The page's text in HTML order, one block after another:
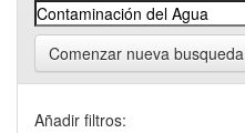
Comenzar nueva busqueda
Añadir filtros: